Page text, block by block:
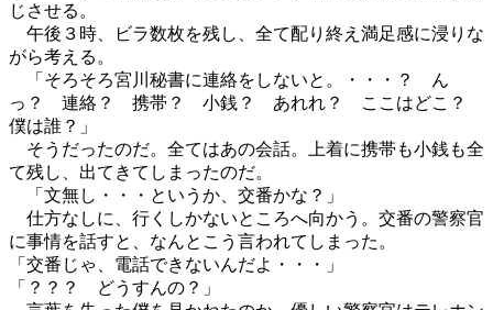
じさせる。
午後３時、ビラ数枚を残し、全て配り終え満足感に浸りな
がら考える。
「そろそろ宮川秘書に連絡をしないと。・・・？ ん
っ？ 連絡？ 携帯？ 小銭？ あれれ？ ここはどこ？
僕は誰？」
そうだったのだ。全てはあの会話。上着に携帯も小銭も全
て残し、出てきてしまったのだ。
「文無し・・・というか、交番かな？」
仕方なしに、行くしかないところへ向かう。交番の警察官
に事情を話すと、なんとこう言われてしまった。
「交番じゃ、電話できないんだよ・・・」
「？？？ どうすんの？」